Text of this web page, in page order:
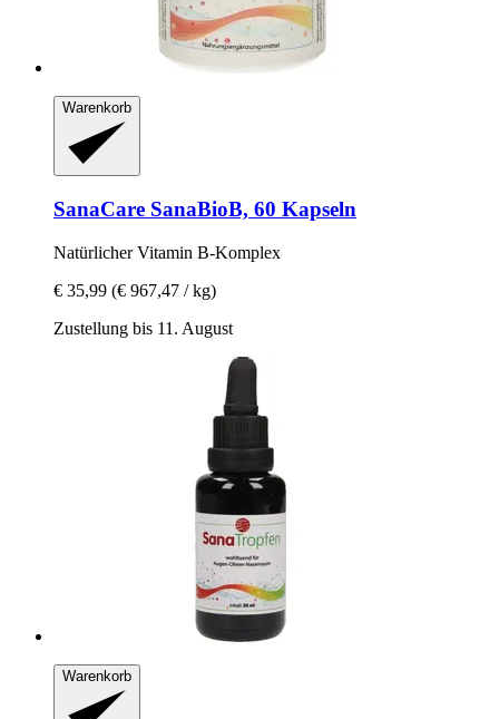
Warenkorb
SanaCare SanaBioB, 60 Kapseln
Natürlicher Vitamin B-​Komplex
€ 35,99 (€ 967,47 / kg)
Zustellung bis 11. August
Warenkorb